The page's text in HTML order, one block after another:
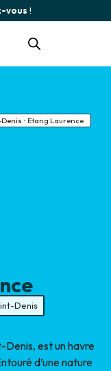
vous !
• Etang Laurence
Denis
Denis, est un havre
d’une nature